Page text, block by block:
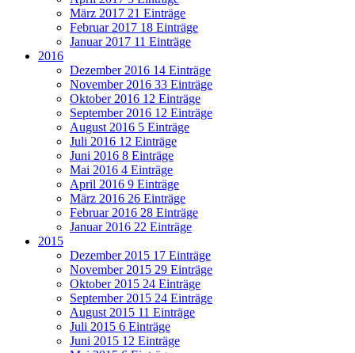
März 2017 21 Einträge
Februar 2017 18 Einträge
Januar 2017 11 Einträge
2016
Dezember 2016 14 Einträge
November 2016 33 Einträge
Oktober 2016 12 Einträge
September 2016 12 Einträge
August 2016 5 Einträge
Juli 2016 12 Einträge
Juni 2016 8 Einträge
Mai 2016 4 Einträge
April 2016 9 Einträge
März 2016 26 Einträge
Februar 2016 28 Einträge
Januar 2016 22 Einträge
2015
Dezember 2015 17 Einträge
November 2015 29 Einträge
Oktober 2015 24 Einträge
September 2015 24 Einträge
August 2015 11 Einträge
Juli 2015 6 Einträge
Juni 2015 12 Einträge